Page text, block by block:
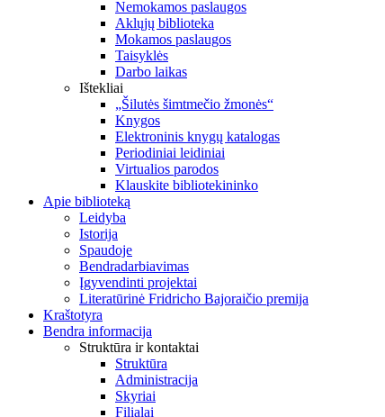
Nemokamos paslaugos
Aklųjų biblioteka
Mokamos paslaugos
Taisyklės
Darbo laikas
Ištekliai
„Šilutės šimtmečio žmonės“
Knygos
Elektroninis knygų katalogas
Periodiniai leidiniai
Virtualios parodos
Klauskite bibliotekininko
Apie biblioteką
Leidyba
Istorija
Spaudoje
Bendradarbiavimas
Įgyvendinti projektai
Literatūrinė Fridricho Bajoraičio premija
Kraštotyra
Bendra informacija
Struktūra ir kontaktai
Struktūra
Administracija
Skyriai
Filialai